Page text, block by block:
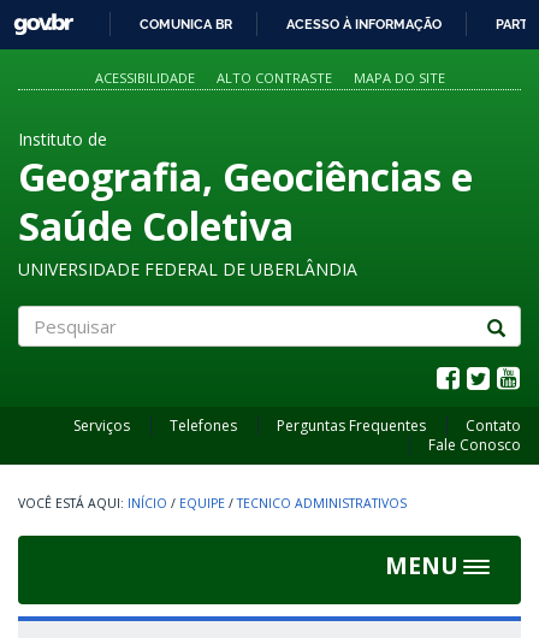
PARA
O
GOVBR
COMUNICA BR ACESSO À INFORMAÇÃO
ACESSIBILIDADE ALTO CONTRASTE MAPA DO SITE
Instituto de
Geografia, Geociências e
Saúde Coletiva
UNIVERSIDADE FEDERAL DE UBERLÂNDIA
Serviços Telefones Perguntas Frequentes
Contato
Fale Conosco
INÍCIO / EQUIPE / TECNICO ADMINISTRATIVOS
MENU
Toggle